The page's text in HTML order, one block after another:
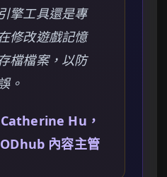
擎工具還是專
修改遊戲記憶
檔檔案，以防
。
Hu，
內容主管